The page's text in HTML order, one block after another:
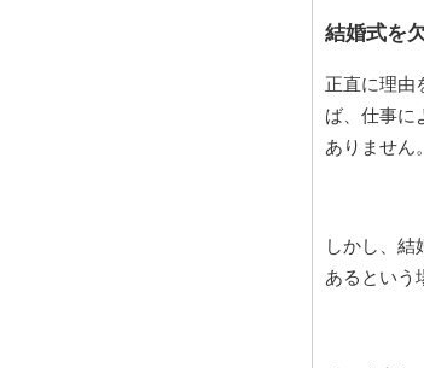
結婚式を
正直に理由
ば、仕事に
ありません。
しかし、結
あるという